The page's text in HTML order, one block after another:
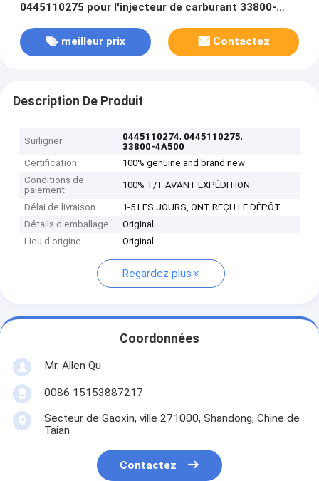
0445110275 pour l'injecteur de carburant 33800-
meilleur prix
Contactez
Description De Produit
Surligner 0445110274, 0445110275,
33800-4A500
Certification
100% genuine and brand new
Conditions de
paiement
100% T/T AVANT EXPÉDITION
Délai de livraison
1-5 LES JOURS, ONT REÇU LE DÉPÔT.
Détails d'emballage
Original
Lieu d'origine
Original
Regardez plus
Coordonnées
Mr. Allen Qu
0086 15153887217
Secteur de Gaoxin, ville 271000, Shandong, Chine de
Taian
Contactez